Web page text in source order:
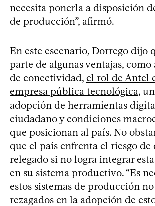
necesita ponerla a disposición
de producción”, afirmó.
En este escenario, Dorrego dijo
parte de algunas ventajas,
de conectividad, el rol de Antel
empresa pública tecnológica,
adopción de herramientas
ciudadano y condiciones
que posicionan al país. No
que el país enfrenta el riesgo de
relegado si no logra integrar
en su sistema productivo. “Es
estos sistemas de producción
rezagados en la adopción de